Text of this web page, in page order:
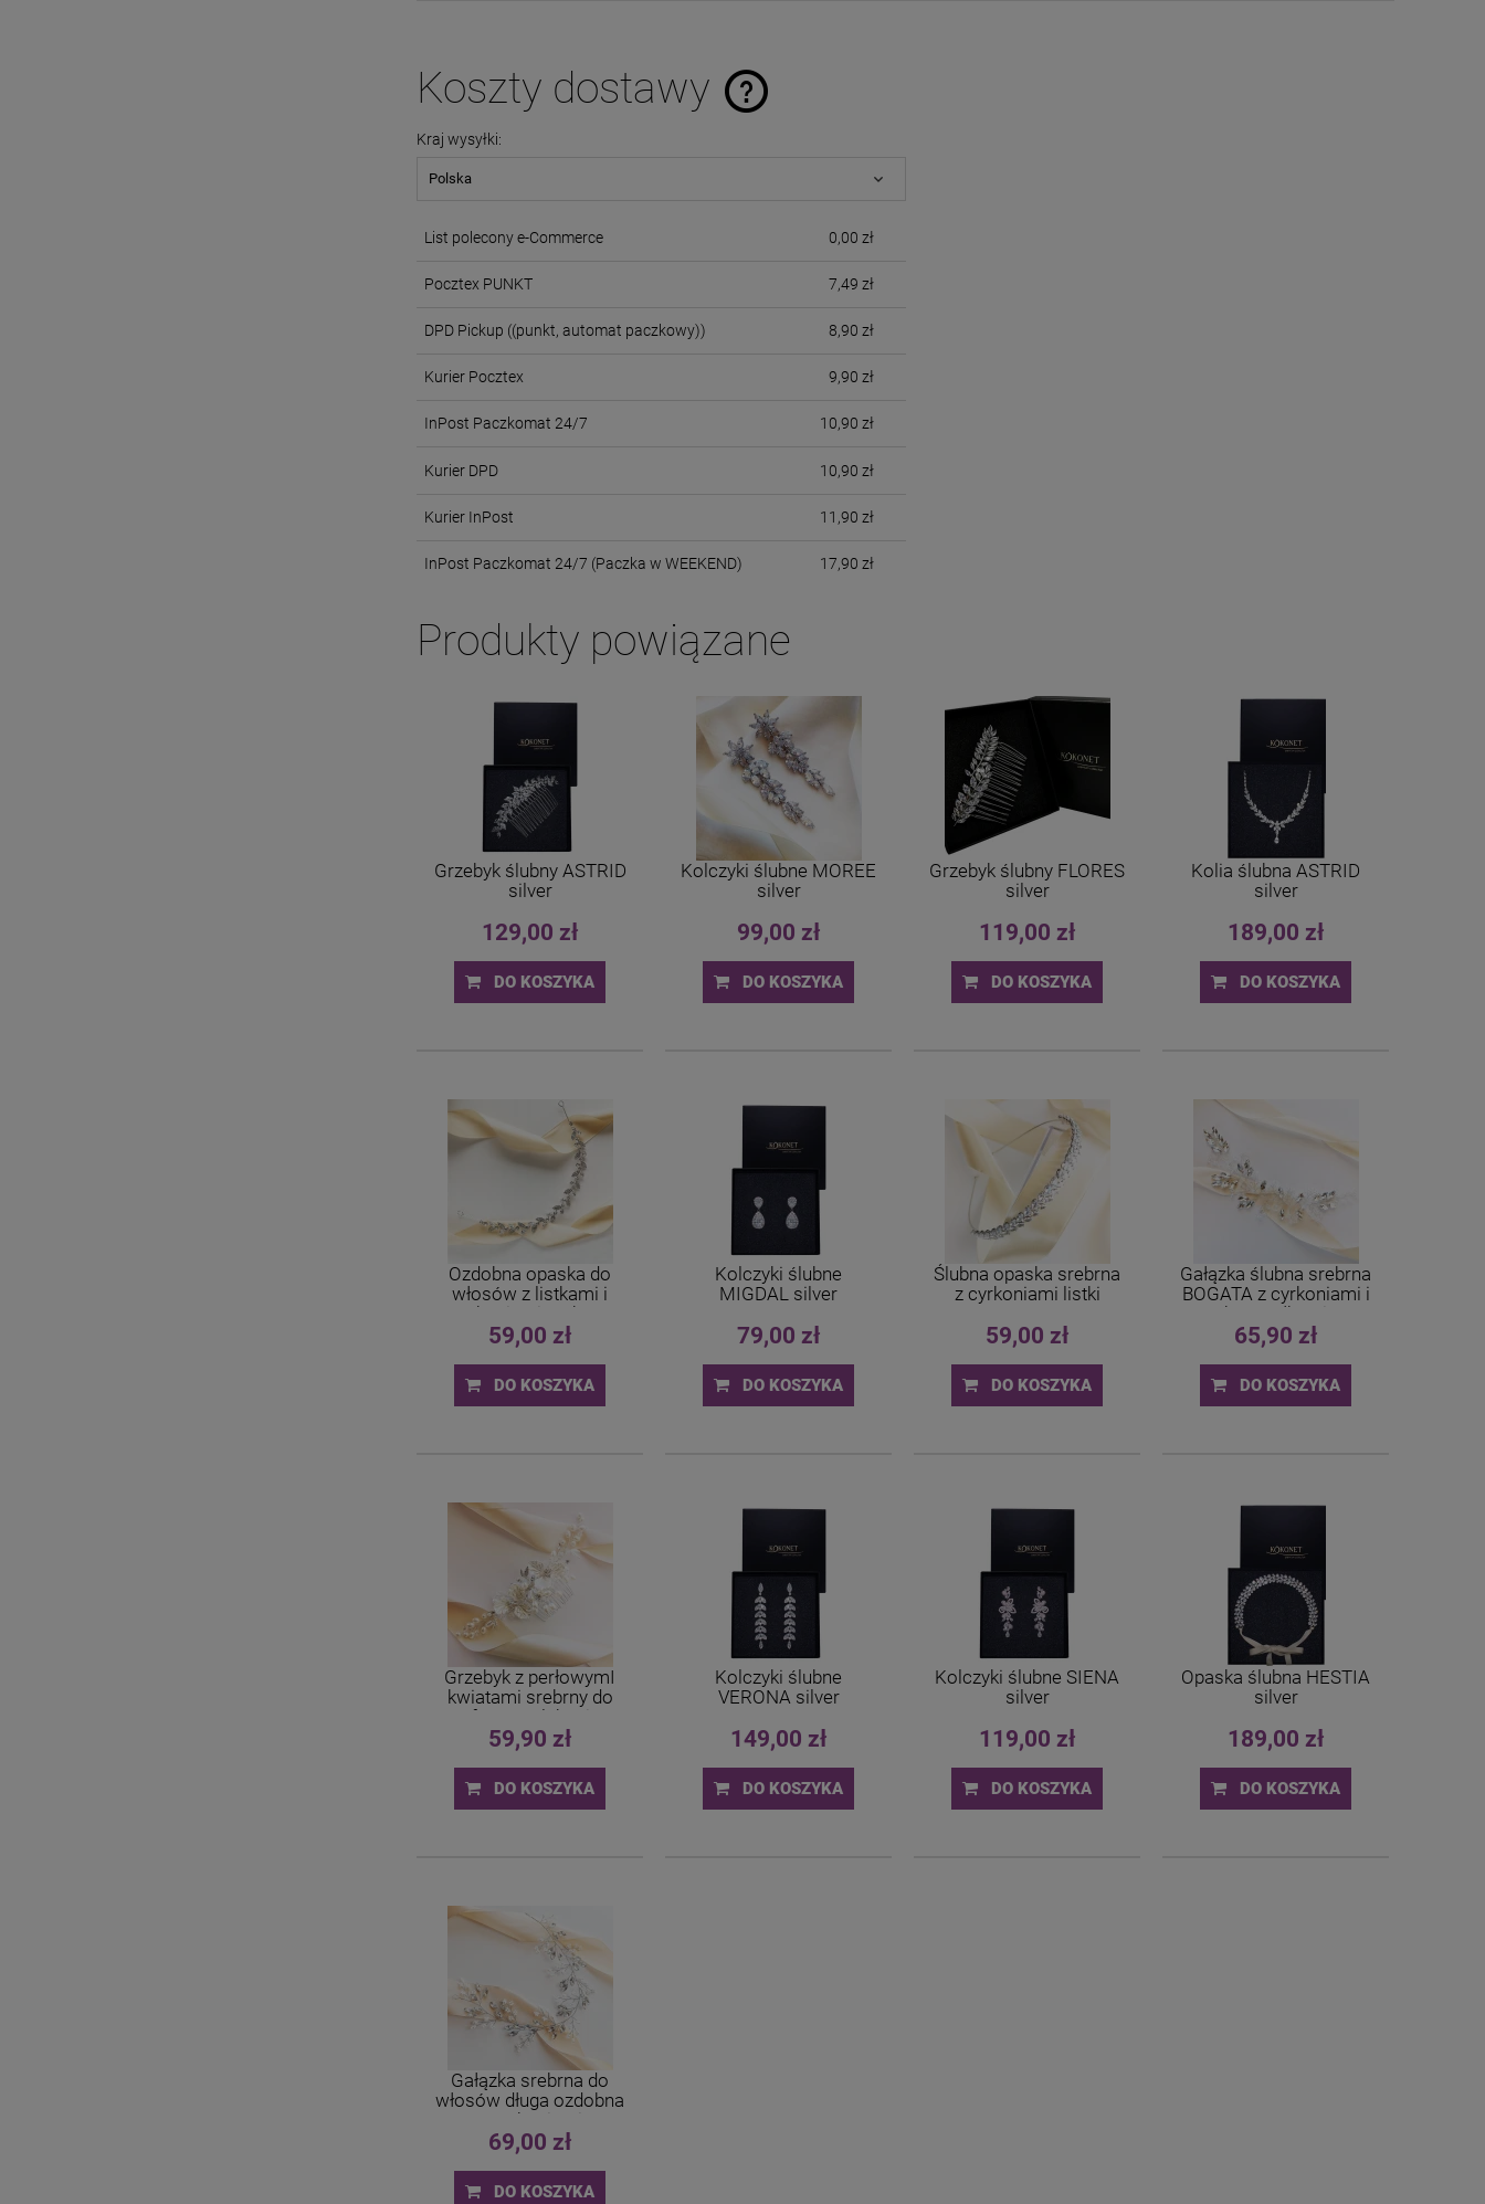
Koszty dostawy
Kraj wysyłki:
List polecony e-Commerce 0,00 zł
Pocztex PUNKT 7,49 zł
DPD Pickup ((punkt, automat paczkowy)) 8,90 zł
Kurier Pocztex 9,90 zł
InPost Paczkomat 24/7 10,90 zł
Kurier DPD 10,90 zł
Kurier InPost 11,90 zł
InPost Paczkomat 24/7 (Paczka w WEEKEND) 17,90 zł
Produkty powiązane
Grzebyk ślubny ASTRID
silver
129,00 zł
DO KOSZYKA
Kolczyki ślubne MOREE
silver
99,00 zł
DO KOSZYKA
Grzebyk ślubny FLORES
silver
119,00 zł
DO KOSZYKA
Kolia ślubna ASTRID
silver
189,00 zł
DO KOSZYKA
Ozdobna opaska do
włosów z listkami i
cyrkoniami srebrna
59,00 zł
DO KOSZYKA
Kolczyki ślubne
MIGDAL silver
79,00 zł
DO KOSZYKA
Ślubna opaska srebrna
z cyrkoniami listki
59,00 zł
DO KOSZYKA
Gałązka ślubna srebrna
BOGATA z cyrkoniami i
kryształkami
65,90 zł
DO KOSZYKA
Grzebyk z perłowymI
kwiatami srebrny do
fryzury ślubnej
59,90 zł
DO KOSZYKA
Kolczyki ślubne
VERONA silver
149,00 zł
DO KOSZYKA
Kolczyki ślubne SIENA
silver
119,00 zł
DO KOSZYKA
Opaska ślubna HESTIA
silver
189,00 zł
DO KOSZYKA
Gałązka srebrna do
włosów długa ozdobna
z cyrkoniami
69,00 zł
DO KOSZYKA